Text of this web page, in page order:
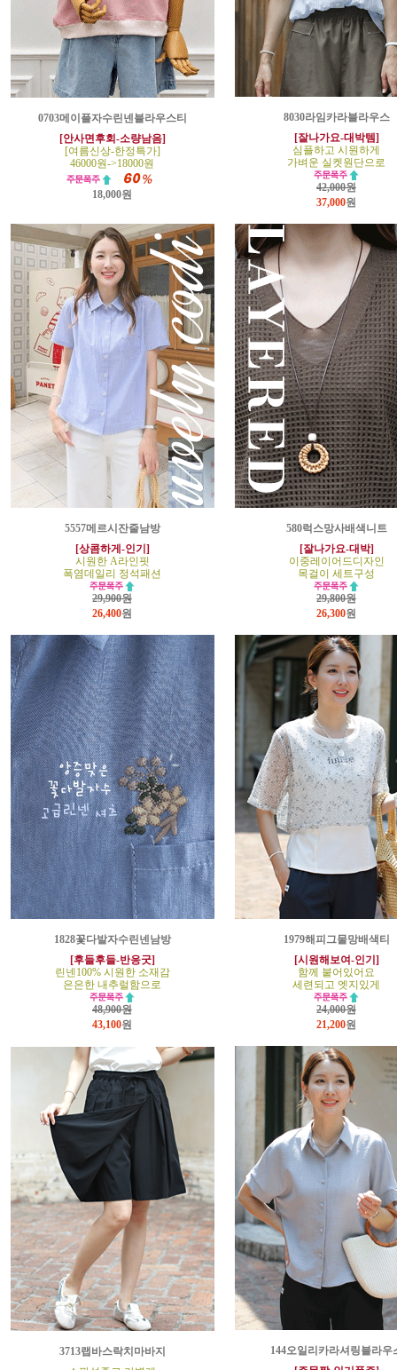
0703메이플자수린넨블라우스티
[안사면후회-소량남음]
[여름신상-한정특가]
46000원->18000원
18,000원
8030라임카라블라우스
[잘나가요-대박템]
심플하고 시원하게
가벼운 실켓원단으로
42,000원
37,000원
5557메르시잔줄남방
[상콤하게-인기]
시원한 A라인핏
폭염데일리 정석패션
29,900원
26,400원
580럭스망사배색니트
[잘나가요-대박]
이중레이어드디자인
목걸이 세트구성
29,800원
26,300원
1828꽃다발자수린넨남방
[후들후들-반응굿]
린넨100% 시원한 소재감
은은한 내추럴함으로
48,900원
43,100원
1979해피그물망배색티
[시원해보여-인기]
함께 붙어있어요
세련되고 엣지있게
24,000원
21,200원
3713랩바스락치마바지
144오일리카라셔링블라우